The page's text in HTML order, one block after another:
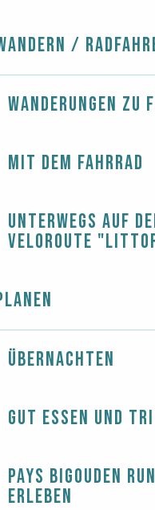
/
Wanderungen zu
Mit dem Fahrrad
Unterwegs auf
Veloroute
Übernachten
Gut essen und
Pays Bigouden
erleben